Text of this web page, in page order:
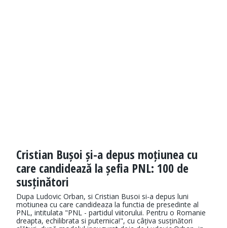
Cristian Bușoi și-a depus moțiunea cu
care candidează la șefia PNL: 100 de
susținători
Dupa Ludovic Orban, si Cristian Busoi si-a depus luni
motiunea cu care candideaza la functia de presedinte al
PNL, intitulata "PNL - partidul viitorului. Pentru o Romanie
dreapta, echilibrata si puternica!", cu câțiva susținători